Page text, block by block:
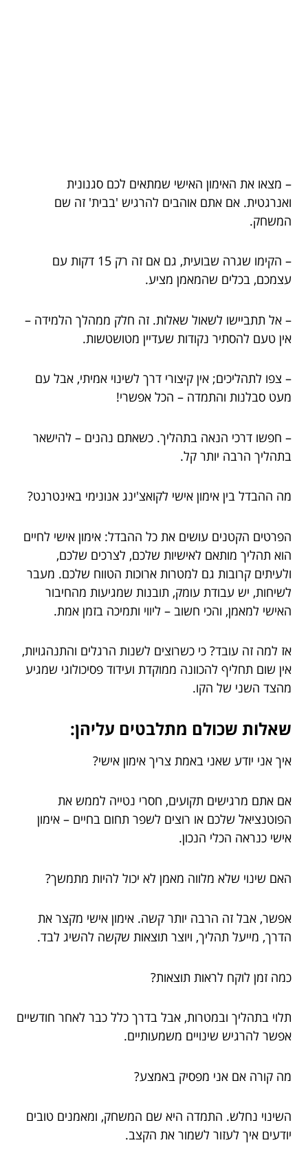
– מצאו את האימון האישי שמתאים לכם סגנונית
ואנרגטית. אם אתם אוהבים להרגיש 'בבית' זה שם
המשחק.
– הקימו שגרה שבועית, גם אם זה רק 15 דקות עם
עצמכם, בכלים שהמאמן מציע.
– אל תתביישו לשאול שאלות. זה חלק ממהלך הלמידה –
אין טעם להסתיר נקודות שעדיין מטושטשות.
– צפו לתהליכים; אין קיצורי דרך לשינוי אמיתי, אבל עם
מעט סבלנות והתמדה – הכל אפשרי!
– חפשו דרכי הנאה בתהליך. כשאתם נהנים – להישאר
בתהליך הרבה יותר קל.
מה ההבדל בין אימון אישי לקואצ'ינג אנונימי באינטרנט?
הפרטים הקטנים עושים את כל ההבדל: אימון אישי לחיים
הוא תהליך מותאם לאישיות שלכם, לצרכים שלכם,
ולעיתים קרובות גם למטרות ארוכות הטווח שלכם. מעבר
לשיחות, יש עבודת עומק, תובנות שמגיעות מהחיבור
האישי למאמן, והכי חשוב – ליווי ותמיכה בזמן אמת.
אז למה זה עובד? כי כשרוצים לשנות הרגלים והתנהגויות,
אין שום תחליף להכוונה ממוקדת ועידוד פסיכולוגי שמגיע
מהצד השני של הקו.
שאלות שכולם מתלבטים עליהן:
איך אני יודע שאני באמת צריך אימון אישי?
אם אתם מרגישים תקועים, חסרי נטייה לממש את
הפוטנציאל שלכם או רוצים לשפר תחום בחיים – אימון
אישי כנראה הכלי הנכון.
האם שינוי שלא מלווה מאמן לא יכול להיות מתמשך?
אפשר, אבל זה הרבה יותר קשה. אימון אישי מקצר את
הדרך, מייעל תהליך, ויוצר תוצאות שקשה להשיג לבד.
כמה זמן לוקח לראות תוצאות?
תלוי בתהליך ובמטרות, אבל בדרך כלל כבר לאחר חודשיים
אפשר להרגיש שינויים משמעותיים.
מה קורה אם אני מפסיק באמצע?
השינוי נחלש. התמדה היא שם המשחק, ומאמנים טובים
יודעים איך לעזור לשמור את הקצב.